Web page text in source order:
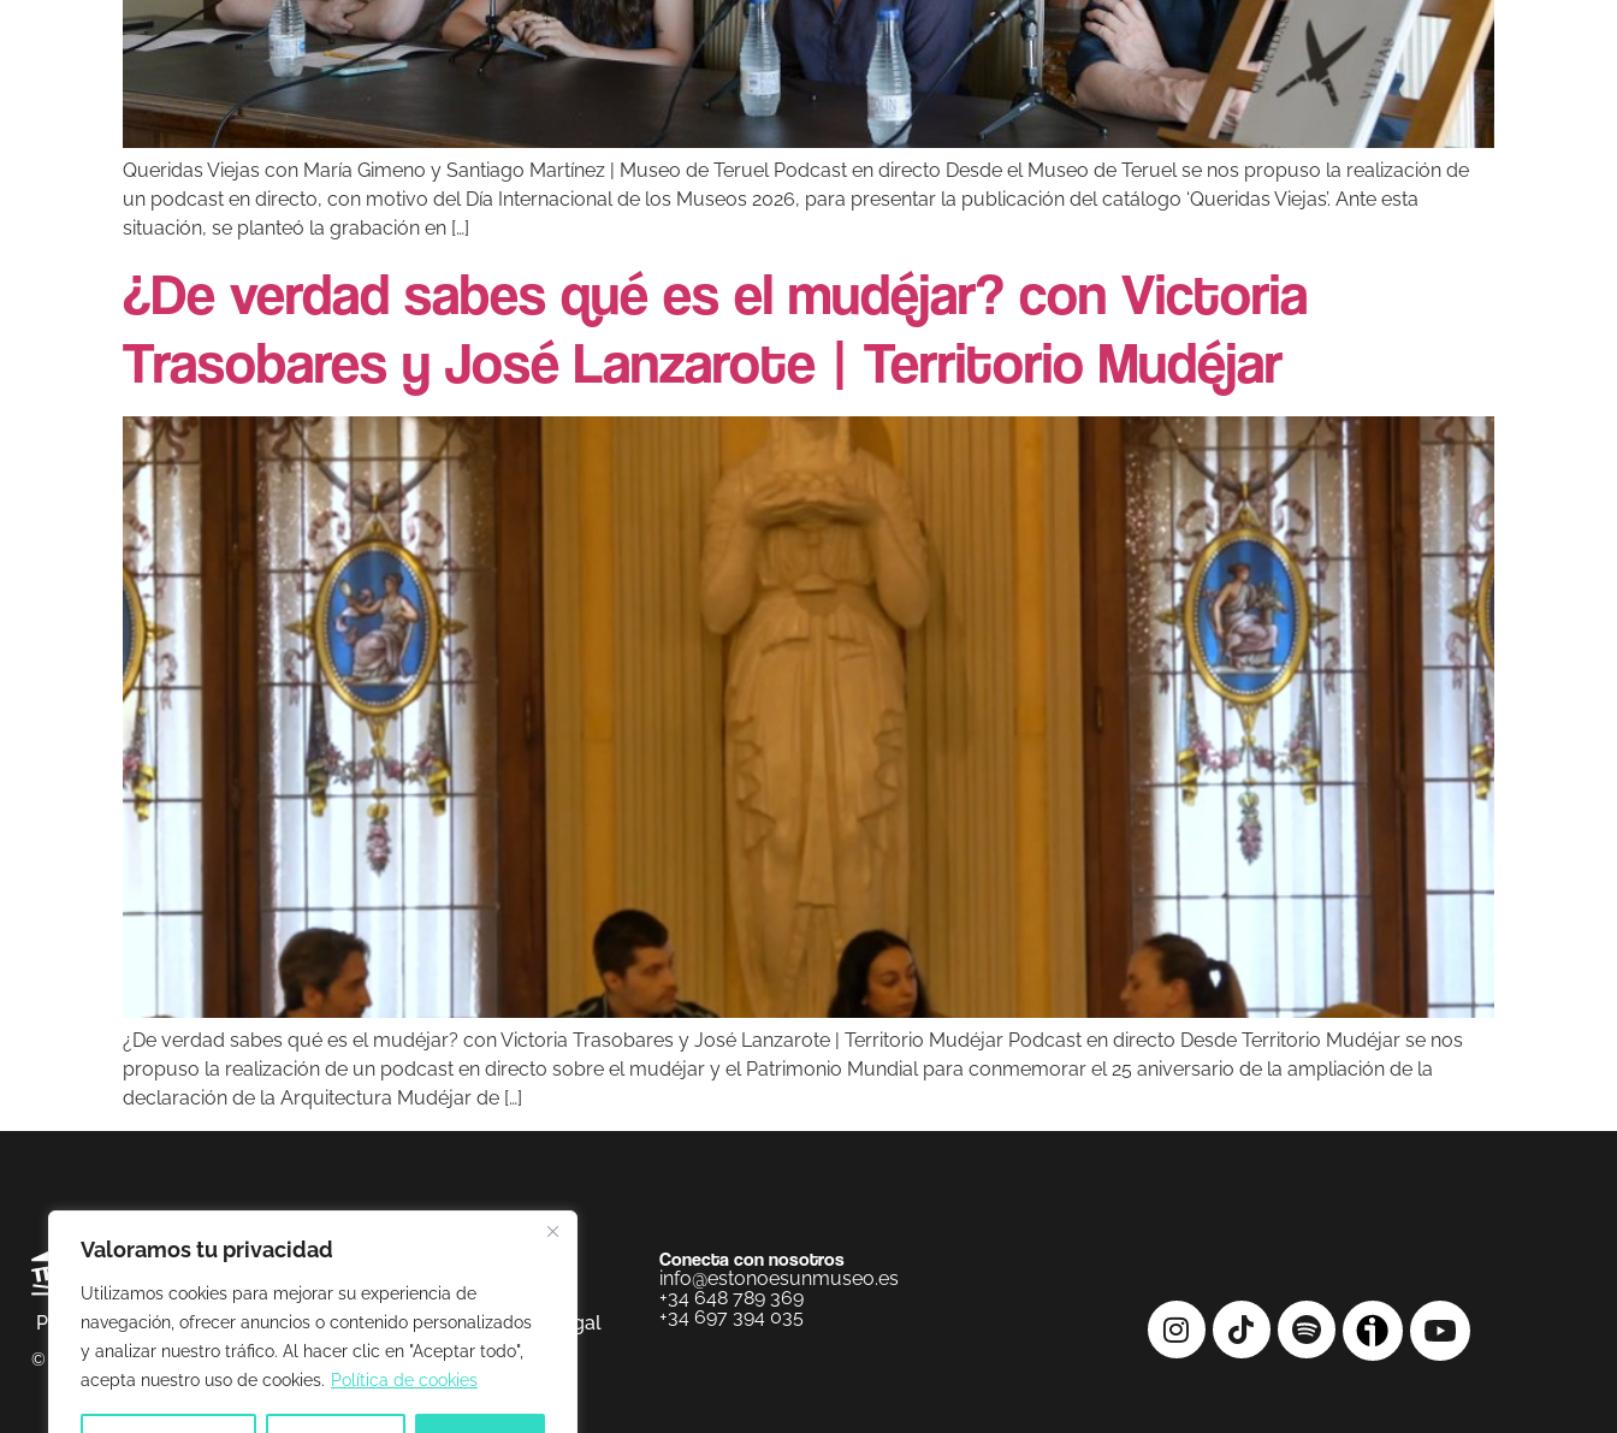
Valoramos tu privacidad
Utilizamos cookies para mejorar su experiencia de
navegación, ofrecer anuncios o contenido personalizados
y analizar nuestro tráfico. Al hacer clic en "Aceptar todo",
acepta nuestro uso de cookies. Política de cookies
Queridas Viejas con María Gimeno y Santiago Martínez | Museo de Teruel Podcast en directo Desde el Museo de Teruel se nos propuso la realización de
un podcast en directo, con motivo del Día Internacional de los Museos 2026, para presentar la publicación del catálogo ‘Queridas Viejas’. Ante esta
situación, se planteó la grabación en […]
¿De verdad sabes qué es el mudéjar? con Victoria
Trasobares y José Lanzarote | Territorio Mudéjar
¿De verdad sabes qué es el mudéjar? con Victoria Trasobares y José Lanzarote | Territorio Mudéjar Podcast en directo Desde Territorio Mudéjar se nos
propuso la realización de un podcast en directo sobre el mudéjar y el Patrimonio Mundial para conmemorar el 25 aniversario de la ampliación de la
declaración de la Arquitectura Mudéjar de […]
Política de privacidad Política de cookies Aviso legal
© 2025 Esto no es un museo
Conecta con nosotros
info@estonoesunmuseo.es
+34 648 789 369
+34 697 394 035